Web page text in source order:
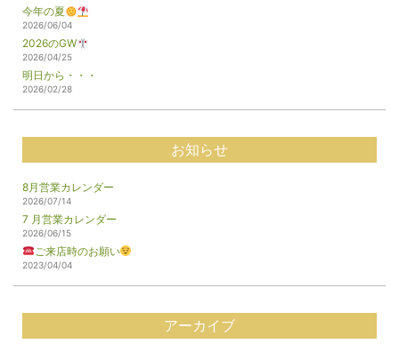
今年の夏
2026/06/04
2026のGW
2026/04/25
明日から・・・
2026/02/28
お知らせ
8月営業カレンダー
2026/07/14
7 月営業カレンダー
2026/06/15
ご来店時のお願い
2023/04/04
アーカイブ